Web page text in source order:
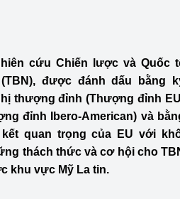
Công luận
Họp báo
Thông cáo báo chí
Điểm báo
Nông Lâm Thủy sản
cứu Chiến lược và Quốc
được đánh dấu bằng
thượng đỉnh (Thượng đỉnh
đỉnh Ibero-American) và
quan trọng của EU với
thách thức và cơ hội cho
khu vực Mỹ La tin.